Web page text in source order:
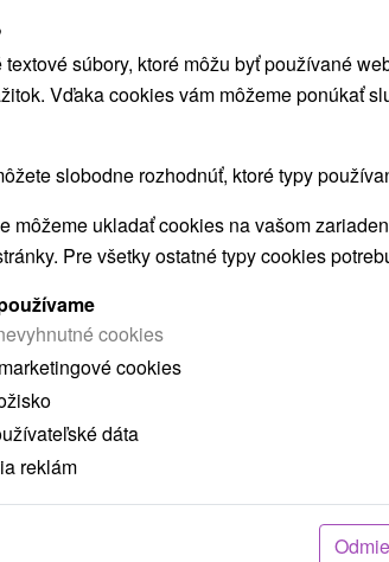
Pobyt je ideálnou voľbou pre
túžia po relaxe, pohode a
€
/noc/osoba
TIP
Wellness v Tatrách v
m² bazénovým a
súbory, ktoré môžu byť používané
Vďaka cookies vám môžeme ponúkať
slobodne rozhodnúť, ktoré typy
môžeme ukladať cookies na vašom
Pre všetky ostatné typy cookies
cookies
cookies
dáta
reklám